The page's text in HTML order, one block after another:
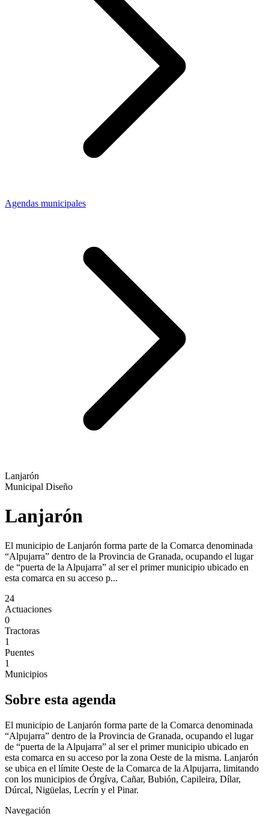
Agendas municipales
Lanjarón
Municipal Diseño
Lanjarón
El municipio de Lanjarón forma parte de la Comarca denominada
“Alpujarra” dentro de la Provincia de Granada, ocupando el lugar
de “puerta de la Alpujarra” al ser el primer municipio ubicado en
esta comarca en su acceso p...
24
Actuaciones
0
Tractoras
1
Puentes
1
Municipios
Sobre esta agenda
El municipio de Lanjarón forma parte de la Comarca denominada
“Alpujarra” dentro de la Provincia de Granada, ocupando el lugar
de “puerta de la Alpujarra” al ser el primer municipio ubicado en
esta comarca en su acceso por la zona Oeste de la misma. Lanjarón
se ubica en el límite Oeste de la Comarca de la Alpujarra, limitando
con los municipios de Órgíva, Cañar, Bubión, Capileira, Dílar,
Dúrcal, Nigüelas, Lecrín y el Pinar.
Navegación